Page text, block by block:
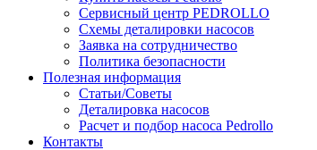
Сервисный центр PEDROLLO
Схемы деталировки насосов
Заявка на сотрудничество
Политика безопасности
Полезная информация
Статьи/Советы
Деталировка насосов
Расчет и подбор насоса Pedrollo
Контакты